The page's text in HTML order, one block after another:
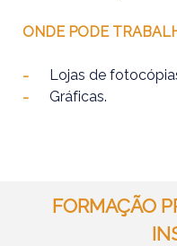
ONDE PODE
Lojas de
Gráficas.
FORMAÇÃO